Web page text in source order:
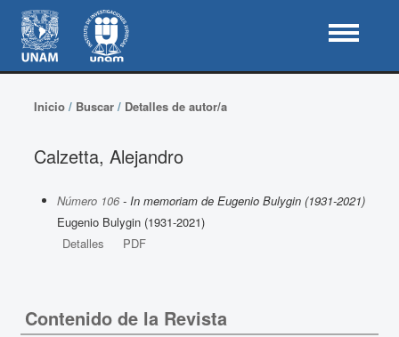
Inicio/ Buscar/ Detalles de autor/a
Calzetta, Alejandro
Número 106- In memoriam de Eugenio Bulygin (1931-2021)
Eugenio Bulygin (1931-2021)
Detalles
PDF
Contenido de la Revista